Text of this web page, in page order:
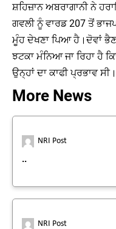
ਸ਼ਹਿਜ਼ਾਨ ਅਬਰਾਗਾਨੀ ਨੇ
ਗਵਲੀ ਨੂੰ ਵਾਰਡ 207 ਤੋਂ
ਮੂੰਹ ਦੇਖਣਾ ਪਿਆ ਹੈ।ਦੋਵਾਂ
ਝਟਕਾ ਮੰਨਿਆ ਜਾ ਰਿਹਾ ਹੈ
ਉਨ੍ਹਾਂ ਦਾ ਕਾਫੀ ਪ੍ਰਭਾਵ ਸੀ।
More News
NRI Post
..
NRI Post